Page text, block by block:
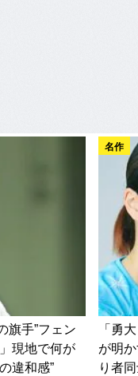
旗手”フェン
現地で何が
違和感”
名作
「勇
が明
り者